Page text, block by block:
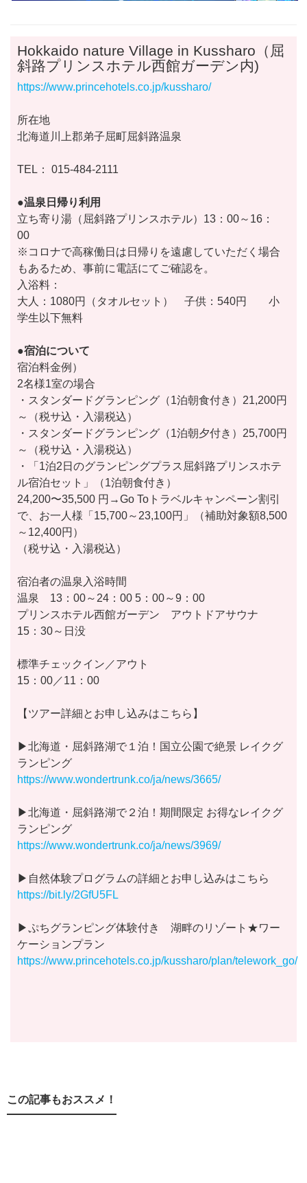
Hokkaido nature Village in Kussharo（屈
斜路プリンスホテル西館ガーデン内)
https://www.princehotels.co.jp/kussharo/
所在地
北海道川上郡弟子屈町屈斜路温泉
TEL： 015-484-2111
●温泉日帰り利用
立ち寄り湯（屈斜路プリンスホテル）13：00～16：
00
※コロナで高稼働日は日帰りを遠慮していただく場合
もあるため、事前に電話にてご確認を。
入浴料：
大人：1080円（タオルセット） 子供：540円 小
学生以下無料
●宿泊について
宿泊料金例）
2名様1室の場合
・スタンダードグランピング（1泊朝食付き）21,200円
～（税サ込・入湯税込）
・スタンダードグランピング（1泊朝夕付き）25,700円
～（税サ込・入湯税込）
・「1泊2日のグランピングプラス屈斜路プリンスホテ
ル宿泊セット」（1泊朝食付き）
24,200〜35,500 円→Go Toトラベルキャンペーン割引
で、お一人様「15,700～23,100円」（補助対象額8,500
～12,400円）
（税サ込・入湯税込）
宿泊者の温泉入浴時間
温泉 13：00～24：00 5：00～9：00
プリンスホテル西館ガーデン アウトドアサウナ
15：30～日没
標準チェックイン／アウト
15：00／11：00
【ツアー詳細とお申し込みはこちら】
▶︎北海道・屈斜路湖で１泊！国立公園で絶景 レイクグ
ランピング
https://www.wondertrunk.co/ja/news/3665/
▶︎北海道・屈斜路湖で２泊！期間限定 お得なレイクグ
ランピング
https://www.wondertrunk.co/ja/news/3969/
▶︎自然体験プログラムの詳細とお申し込みはこちら
https://bit.ly/2GfU5FL
▶︎ぷちグランピング体験付き 湖畔のリゾート★ワー
ケーションプラン
https://www.princehotels.co.jp/kussharo/plan/telework_go/
この記事もおススメ！